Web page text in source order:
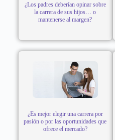
¿Los padres deberían opinar sobre
la carrera de sus hijos… o
mantenerse al margen?
¿Es mejor elegir una carrera por
pasión o por las oportunidades que
ofrece el mercado?